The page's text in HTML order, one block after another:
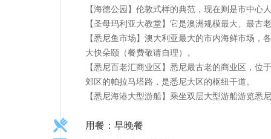
【海德公园】伦敦式样的典范，现在则是市中心
【圣母玛利亚大教堂】它是澳洲规模最大、最
【悉尼鱼市场】澳大利亚最大的市内海鲜市场
大快朵颐（餐费敬请自理）。
【悉尼百老汇商业区】悉尼最古老的商业区，
郊区的帕拉马塔路，是悉尼大区的枢纽干道。
【悉尼海港大型游船】乘坐双层大型游船游览
用餐：早晚餐